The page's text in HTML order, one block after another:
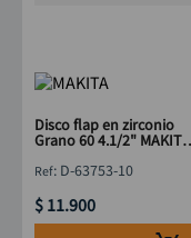
Disco flap en zirconio
Grano 60 4.1/2" MAKITA
: D-63753-10
$ 11.900